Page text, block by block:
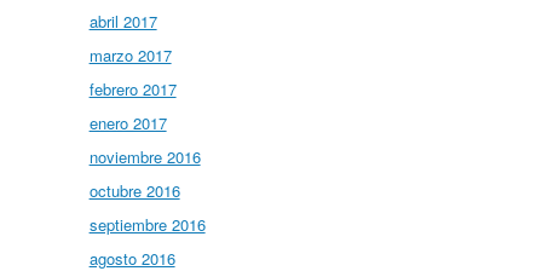
abril 2017
marzo 2017
febrero 2017
enero 2017
noviembre 2016
octubre 2016
septiembre 2016
agosto 2016